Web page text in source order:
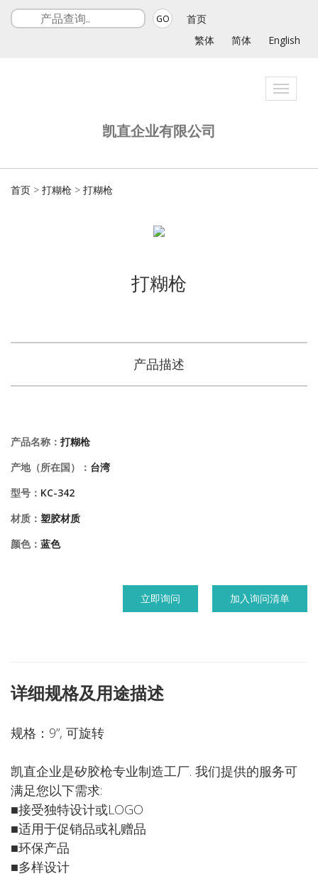
GO
首页
繁体
简体 English
Toggle
凯直企业有限公司
首页 > 打糊枪 > 打糊枪
打糊枪
产品描述
产品名称： 打糊枪
产地（所在国）： 台湾
型号： KC-342
材质： 塑胶材质
颜色： 蓝色
立即询问 加入询问清单
详细规格及用途描述
规格：9”, 可旋转
凯直企业是矽胶枪专业制造工厂. 我们提供的服务可
满足您以下需求:
■接受独特设计或LOGO
■适用于促销品或礼赠品
■环保产品
■多样设计